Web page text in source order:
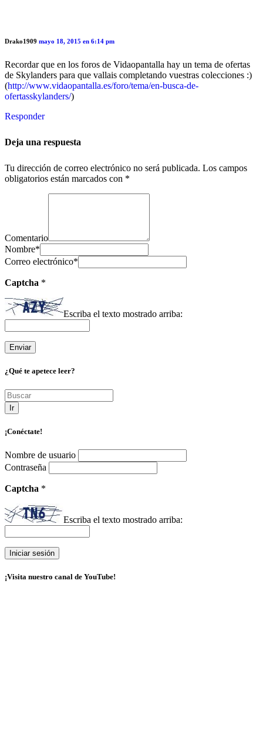
Drako1909 mayo 18, 2015 en 6:14 pm
Recordar que en los foros de Vidaopantalla hay un tema de ofertas
de Skylanders para que vallais completando vuestras colecciones :)
(http://www.vidaopantalla.es/foro/tema/en-busca-de-
ofertasskylanders/)
Responder
Deja una respuesta
Tu dirección de correo electrónico no será publicada. Los campos
obligatorios están marcados con *
Comentario
Nombre*
Correo electrónico*
Captcha *
Escriba el texto mostrado arriba:
¿Qué te apetece leer?
Ir
¡Conéctate!
Nombre de usuario
Contraseña
Captcha *
Escriba el texto mostrado arriba:
¡Visita nuestro canal de YouTube!